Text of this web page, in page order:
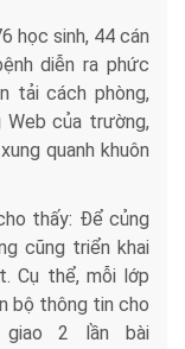
học sinh, 44 cán
diễn ra phức
tải cách phòng,
của trường,
quanh khuôn
thấy: Để củng
cũng triển khai
Cụ thể, mỗi lớp
bộ thông tin cho
giao 2 lần bài